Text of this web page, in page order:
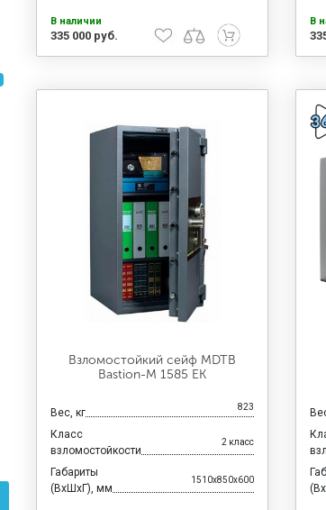
В наличии
335 000 руб.
В
Взломостойкий сейф MDTB
Bastion-M 1585 EK
Вес, кг 823
Класс
взломостойкости
2 класс
Габариты
(ВхШхГ), мм
1510x850x600